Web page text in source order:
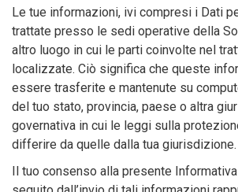
Le tue informazioni, ivi compresi i Dati
trattate presso le sedi operative della
altro luogo in cui le parti coinvolte nel
localizzate. Ciò significa che queste
essere trasferite e mantenute su
del tuo stato, provincia, paese o altra
governativa in cui le leggi sulla
differire da quelle dalla tua giurisdizione.
Il tuo consenso alla presente